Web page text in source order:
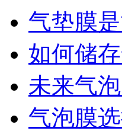
气垫膜
如何储
未来气
气泡膜